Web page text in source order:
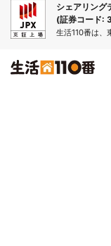
シェアリング
(証券コード:
生活110番は、